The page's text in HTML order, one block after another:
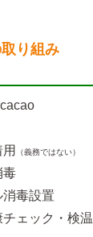
り組み
（義務ではない）
毒
毒設置
ェック・検温